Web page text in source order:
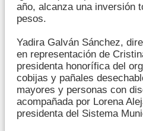
año, alcanza una inversión
pesos.
Yadira Galván Sánchez,
en representación de
presidenta honorífica del
cobijas y pañales
mayores y personas con
acompañada por Lorena
presidenta del Sistema